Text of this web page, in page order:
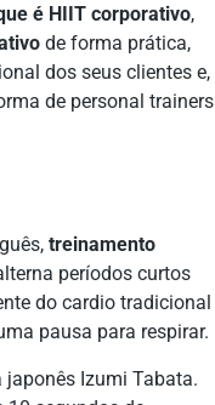
é HIIT corporativo,
de forma prática,
dos seus clientes e,
de personal trainers
treinamento
períodos curtos
do cardio tradicional
pausa para respirar.
Izumi Tabata.